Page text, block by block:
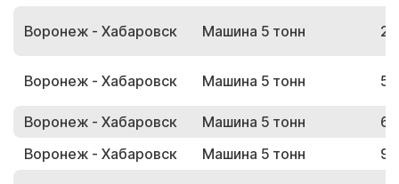
Воронеж - Хабаровск Машина 5 тонн
Воронеж - Хабаровск Машина 5 тонн
Воронеж - Хабаровск Машина 5 тонн
Воронеж - Хабаровск
Машина 5 тонн